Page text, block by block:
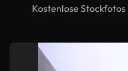
Kostenlose Stockfotos